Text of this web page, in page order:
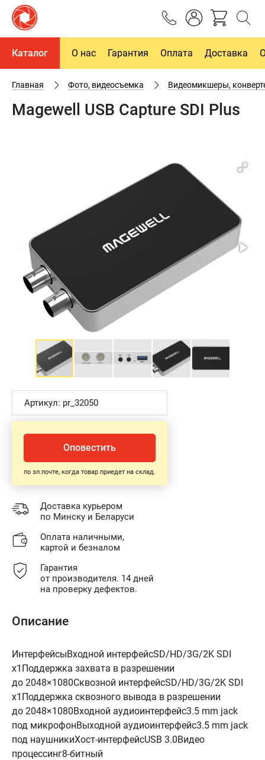
Каталог О нас Гарантия Оплата Доставка
Главная Фото, видеосъемка Видеомикшеры,
Magewell USB Capture SDI Plus
Артикул: pr_32050
Оповестить
по эл.почте, когда товар приедет на склад.
Доставка курьером
по Минску и Беларуси
Оплата наличными,
картой и безналом
Гарантия
от производителя. 14 дней
на проверку дефектов.
Описание
ИнтерфейсыВходной интерфейсSD/HD/3G/2K SDI
x1Поддержка захвата в разрешении
до 2048×1080Сквозной интерфейсSD/HD/3G/2K SDI
x1Поддержка сквозного вывода в разрешении
до 2048×1080Входной аудиоинтерфейс3.5 mm jack
под микрофонВыходной аудиоинтерфейс3.5 mm jack
под наушникиХост-интерфейсUSB 3.0Видео
процессинг8-битный